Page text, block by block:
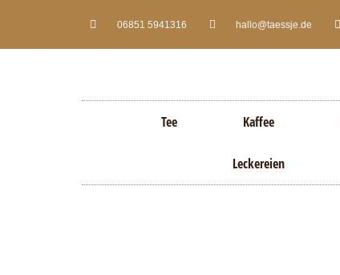
06851 5941316 hallo@taessje.de
Tee Kaffee
Leckereien